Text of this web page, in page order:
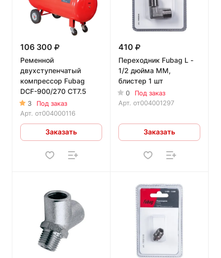
106 300
Ременной
двухступенчатый
компрессор Fubag
DCF-900/270 CT7.5
3
Под заказ
Арт. от004000116
Заказать
410
Переходник Fubag L -
1/2 дюйма MM,
блистер 1 шт
0
Под заказ
Арт. от004001297
Заказать